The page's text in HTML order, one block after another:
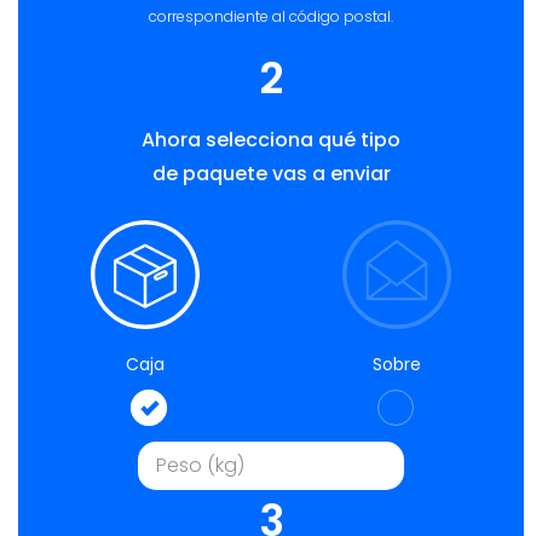
correspondiente al código postal.
2
Ahora selecciona qué tipo
de paquete vas a enviar
Caja Sobre
3